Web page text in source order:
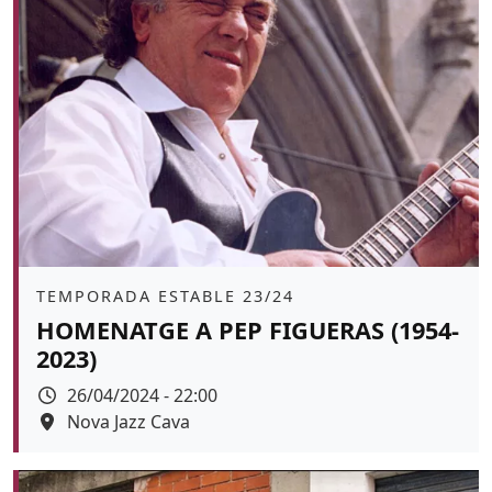
Àmbit
TEMPORADA ESTABLE 23/24
HOMENATGE A PEP FIGUERAS (1954-
2023)
Data
26/04/2024 - 22:00
Espai
Nova Jazz Cava